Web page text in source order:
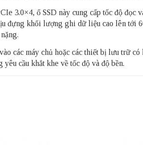
3.0×4, ổ SSD này cung cấp tốc độ
đựng khối lượng ghi dữ liệu cao lên tới
các máy chủ hoặc các thiết bị lưu trữ
cầu khắt khe về tốc độ và độ bền.